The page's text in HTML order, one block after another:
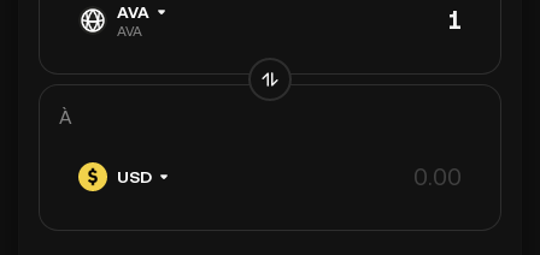
AVA
AVA
À
USD